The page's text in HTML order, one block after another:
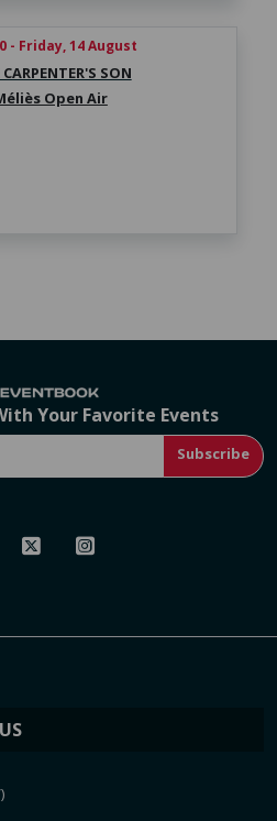
- Friday, 14 August
SON
Open Air
Your Favorite Events
Subscribe